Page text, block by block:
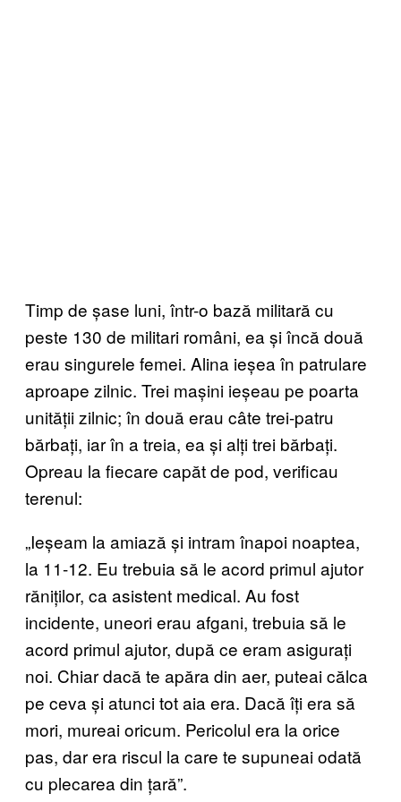
Timp de șase luni, într-o bază militară cu
peste 130 de militari români, ea și încă două
erau singurele femei. Alina ieșea în patrulare
aproape zilnic. Trei mașini ieșeau pe poarta
unității zilnic; în două erau câte trei-patru
bărbați, iar în a treia, ea și alți trei bărbați.
Opreau la fiecare capăt de pod, verificau
terenul:
„Ieșeam la amiază și intram înapoi noaptea,
la 11-12. Eu trebuia să le acord primul ajutor
răniților, ca asistent medical. Au fost
incidente, uneori erau afgani, trebuia să le
acord primul ajutor, după ce eram asigurați
noi. Chiar dacă te apăra din aer, puteai călca
pe ceva și atunci tot aia era. Dacă îți era să
mori, mureai oricum. Pericolul era la orice
pas, dar era riscul la care te supuneai odată
cu plecarea din țară”.